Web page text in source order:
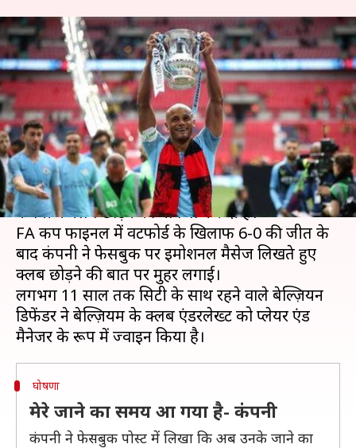
प्रीमियर लीग: मैनचेस्टर सिटी के
कप्तान विंसेंट कंपनी ने 11 साल बाद
क्लब को कहा अलविदा
लेखन Neeraj Pandey May 20, 2019 06:00 pm
क्या है खबर?
प्रीमियर लीग चैंपियन मैनचेस्टर सिटी के कप्तान विंसेंट
कंपनी ने क्लब छोड़ने की घोषणा कर दी है।
FA कप फाइनल में वटफोर्ड के खिलाफ 6-0 की जीत के
बाद कंपनी ने फेसबुक पर इमोशनल मैसेज लिखते हुए
क्लब छोड़ने की बात पर मुहर लगाई।
लगभग 11 साल तक सिटी के साथ रहने वाले बेल्ज़ियन
डिफेंडर ने बेल्ज़ियम के क्लब एंडरलेख्ट को प्लेयर एंड
घोषणा
मेरे जाने का समय आ गया है- कंपनी
कंपनी ने फेसबुक पोस्ट में लिखा कि अब उनके जाने का